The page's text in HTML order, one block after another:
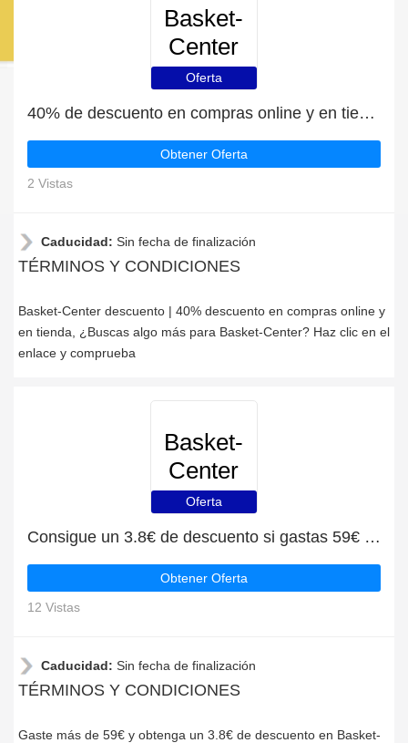
Basket-
Center
Oferta
40% de descuento en compras online y en tienda
Obtener Oferta
2 Vistas
Caducidad: Sin fecha de finalización
TÉRMINOS Y CONDICIONES
Basket-Center descuento | 40% descuento en compras online y
en tienda, ¿Buscas algo más para Basket-Center? Haz clic en el
enlace y comprueba
Basket-
Center
Oferta
Consigue un 3.8€ de descuento si gastas 59€ en Basket-Center
Obtener Oferta
12 Vistas
Caducidad: Sin fecha de finalización
TÉRMINOS Y CONDICIONES
Gaste más de 59€ y obtenga un 3.8€ de descuento en Basket-